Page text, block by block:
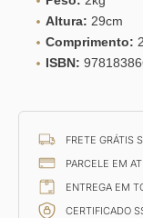
Altura: 29cm
Comprimento:
ISBN:
FRETE GRÁTIS
PARCELE EM
ENTREGA EM
CERTIFICADO